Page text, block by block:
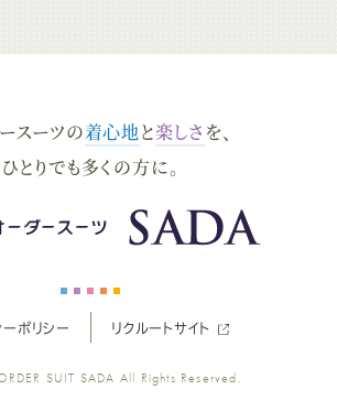
ー
ス
ツ
ー
ス
ー
ー
ス
ー
ツ
ー
ス
ツ
ス
ツ
スーツの着心地と楽しさ を、
ひとりでも多くの方に。
ーポリシー リクルートサイト
SUIT SADA All Rights Reserved.